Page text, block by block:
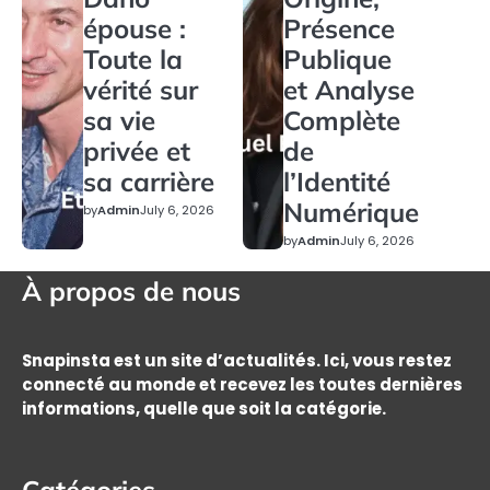
épouse :
Toute la
vérité sur
sa vie
privée et
sa carrière
byAdminJuly 6, 2026
Présence
Publique
et Analyse
Complète
de
l’Identité
Numérique
byAdminJuly 6, 2026
À propos de nous
Snapinsta est un site d’actualités. Ici, vous restez
connecté au monde et recevez les toutes dernières
informations, quelle que soit la catégorie.